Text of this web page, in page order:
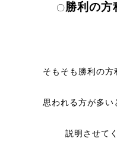
〇勝利の方
そもそも勝利の方
思われる方が多い
説明させて